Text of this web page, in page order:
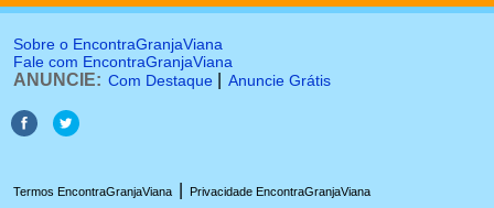
Sobre o EncontraGranjaViana
Fale com EncontraGranjaViana
ANUNCIE: Com Destaque Anuncie Grátis
Termos EncontraGranjaViana Privacidade EncontraGranjaViana